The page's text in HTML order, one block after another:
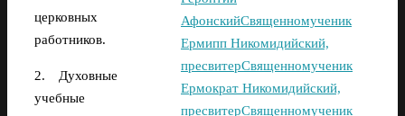
церковных
работников.
2. Духовные
учебные
АфонскийСвященномученик
Ермипп Никомидийский,
пресвитерСвященномученик
Ермократ Никомидийский,
пресвитерСвященномученик